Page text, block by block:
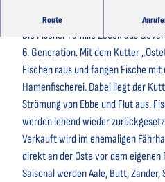
Route
Fisch vom Kutter ist regional,
Die Fischer Familie Zeeck aus
6. Generation. Mit dem Kutter
Fischen raus und fangen Fische
Hamenfischerei. Dabei liegt der
Strömung von Ebbe und Flut aus.
werden lebend wieder
Verkauft wird im ehemaligen
direkt an der Oste vor dem eigenen
Saisonal werden Aale, Butt,